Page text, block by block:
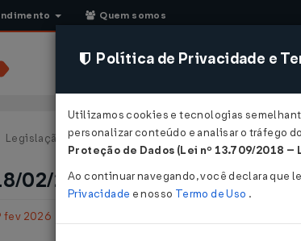
Quem somos
CONSULTORIA
Legislação Estadual - São Paulo
02/2026
fev 2026
Política de Privacidade e
Utilizamos cookies e tecnologias
personalizar conteúdo e analisar o tráfego
Proteção de Dados (Lei nº 13.709/2018 –
Ao continuar navegando, você declara que
Privacidade e nosso Termo de Uso .